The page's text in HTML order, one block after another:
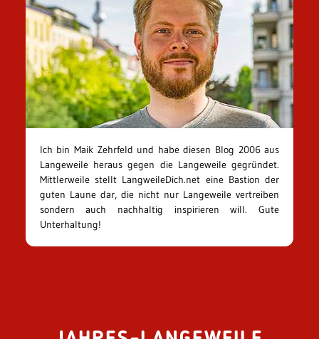
Ich bin Maik Zehrfeld und habe diesen Blog 2006 aus
Langeweile heraus gegen die Langeweile gegründet.
Mittlerweile stellt LangweileDich.net eine Bastion der
guten Laune dar, die nicht nur Langeweile vertreiben
sondern auch nachhaltig inspirieren will. Gute
Unterhaltung!